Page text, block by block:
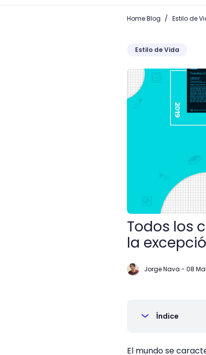
Home Blog / Estilo de
Estilo de Vida
Todos los cambios
Todos los
la
Jorge Nava - 08
Índice
El mundo se